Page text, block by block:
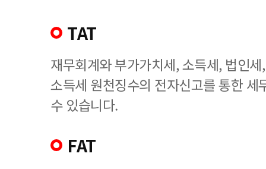
TAT
재무회계와 부가가치세, 소득세, 법인
소득세 원천징수의 전자신고를 통한 세
수 있습니다.
FAT